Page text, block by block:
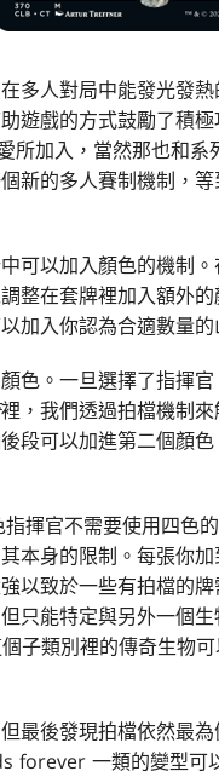
多人對局中能發光發
遊戲的方式鼓勵了積
所加入，當然那也和
新的多人賽制機制，
可以加入顏色的機制
整在套牌裡加入額外
加入你認為合適數量的
色。一旦選擇了指揮
裡，我們透過拍檔機制
段可以加進第二個顏
揮官不需要使用四色
本身的限制。每張你
以致於一些有拍檔的牌
只能特定與另外一個生
類別裡的傳奇生物
最後發現拍檔依然最
forever 一類的變型可